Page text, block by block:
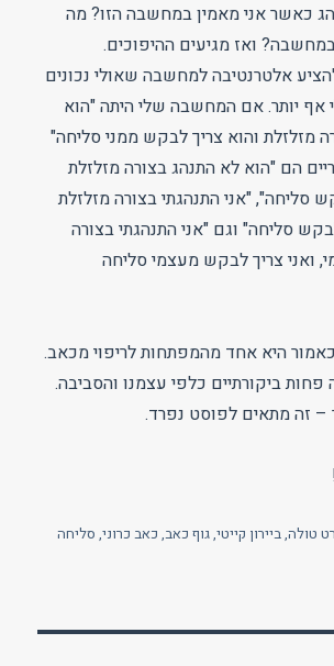
כאשר אני מאמין במחשבה הזו? מה
ואז מגיעים ההיפוכים.
אלטרנטיבה למחשבה שאולי נכונים
אף יותר. אם המחשבה שלי היתה "הוא
מזלזלת והוא צריך לבקש ממני סליחה"
הם "הוא לא התנהג בצורה מזלזלת
סליחה", "אני התנהגתי בצורה מזלזלת
סליחה" וגם "אני התנהגתי בצורה
ואני צריך לבקש מעצמי סליחה
היא אחד מהמפתחות לריפוי מכאב.
פחות ביקורתיים כלפי עצמנו והסביבה.
– זה מתאים לפוסט נפרד.
טולה,ביירון קייטי,גוף כאב, כאב כרוני, סליחה